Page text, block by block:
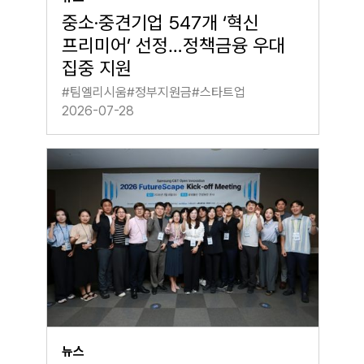
중소·중견기업 547개 ‘혁신
프리미어’ 선정…정책금융 우대
집중 지원
#팀엘리시움#정부지원금#스타트업
2026-07-28
뉴스